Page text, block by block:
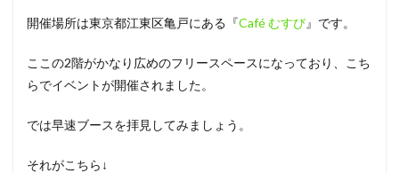
開催場所は東京都江東区亀戸にある『Café むすび』です。
ここの2階がかなり広めのフリースペースになっており、こち
らでイベントが開催されました。
では早速ブースを拝見してみましょう。
それがこちら↓